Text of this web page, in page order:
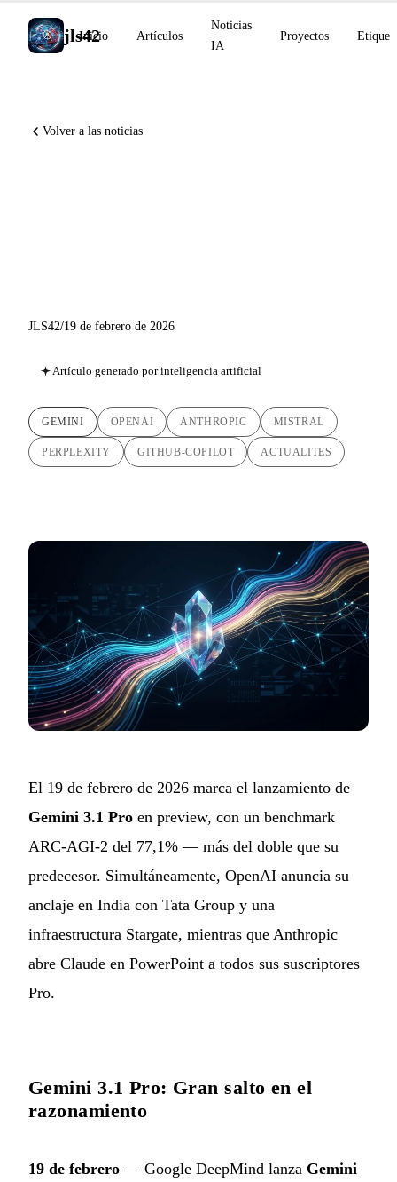
jls42
Inicio Artículos
Noticias
IA
Proyectos
Volver a las noticias
JLS42/19 de febrero de 2026
Artículo generado por inteligencia artificial
GEMINI OPENAI ANTHROPIC MISTRAL
PERPLEXITY GITHUB-COPILOT ACTUALITES
El 19 de febrero de 2026 marca el lanzamiento de
Gemini 3.1 Pro en preview, con un benchmark
ARC-AGI-2 del 77,1% — más del doble que su
predecesor. Simultáneamente, OpenAI anuncia su
anclaje en India con Tata Group y una
infraestructura Stargate, mientras que Anthropic
abre Claude en PowerPoint a todos sus suscriptores
Pro.
Gemini 3.1 Pro: Gran salto en el
razonamiento
19 de febrero — Google DeepMind lanza Gemini